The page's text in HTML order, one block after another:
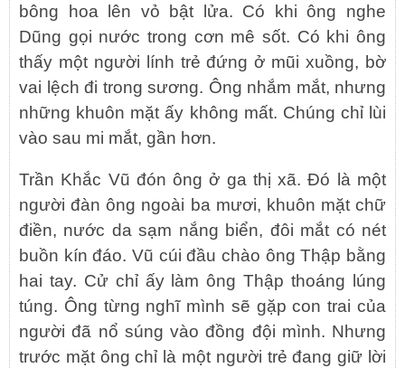
bông hoa lên vỏ bật lửa. Có khi ông nghe
Dũng gọi nước trong cơn mê sốt. Có khi ông
thấy một người lính trẻ đứng ở mũi xuồng, bờ
vai lệch đi trong sương. Ông nhắm mắt, nhưng
những khuôn mặt ấy không mất. Chúng chỉ lùi
vào sau mi mắt, gần hơn.
Trần Khắc Vũ đón ông ở ga thị xã. Đó là một
người đàn ông ngoài ba mươi, khuôn mặt chữ
điền, nước da sạm nắng biển, đôi mắt có nét
buồn kín đáo. Vũ cúi đầu chào ông Thập bằng
hai tay. Cử chỉ ấy làm ông Thập thoáng lúng
túng. Ông từng nghĩ mình sẽ gặp con trai của
người đã nổ súng vào đồng đội mình. Nhưng
trước mặt ông chỉ là một người trẻ đang giữ lời